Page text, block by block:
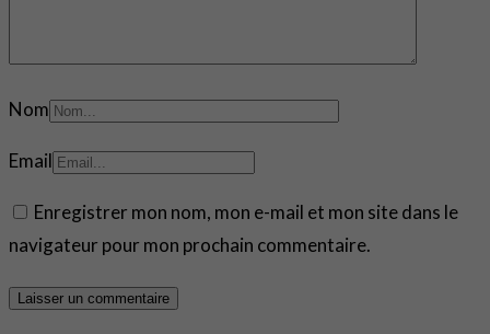
Nom
Email
Enregistrer mon nom, mon e-mail et mon site dans le
navigateur pour mon prochain commentaire.